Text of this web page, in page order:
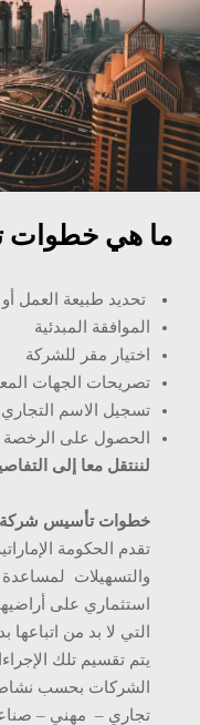
ما هي خطوات
تحديد طبيعة العمل
الموافقة المبدئية
اختيار مقر للشركة
تصريحات الجهات
تسجيل الاسم
الحصول على الرخصة
لننتقل معا إلى
خطوات تأسيس
تقدم الحكومة
والتسهيلات
استثماري على
التي لا بد من
يتم تقسيم تلك
الشركات بحسب نشاطها
تجاري – مهني –